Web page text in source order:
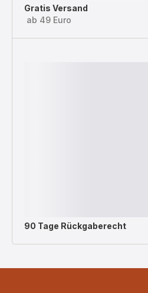
Gratis Versand
ab 49 Euro
90 Tage Rückgaberecht